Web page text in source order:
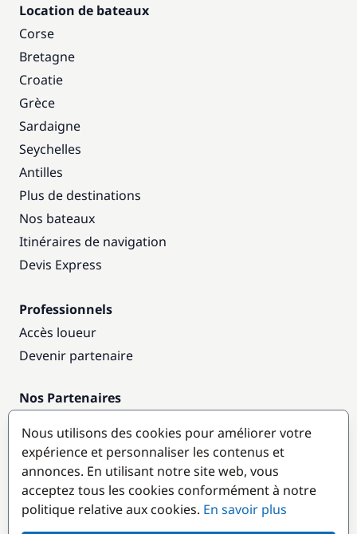
Location de bateaux
Corse
Bretagne
Croatie
Grèce
Sardaigne
Seychelles
Antilles
Plus de destinations
Nos bateaux
Itinéraires de navigation
Devis Express
Professionnels
Accès loueur
Devenir partenaire
Nos Partenaires
Destinations populaires
Nous utilisons des cookies pour améliorer votre
expérience et personnaliser les contenus et
annonces. En utilisant notre site web, vous
acceptez tous les cookies conformément à notre
politique relative aux cookies. En savoir plus